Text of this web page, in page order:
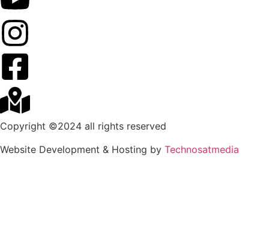
Copyright ©2024 all rights reserved
Website Development & Hosting by Technosatmedia